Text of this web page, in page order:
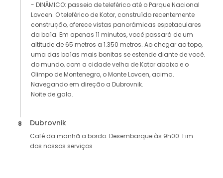
- DINÂMICO: passeio de teleférico até o Parque Nacional
Lovcen. O teleférico de Kotor, construído recentemente
construção, oferece vistas panorâmicas espetaculares
da baía. Em apenas 11 minutos, você passará de um
altitude de 65 metros a 1.350 metros. Ao chegar ao topo,
uma das baías mais bonitas se estende diante de você.
do mundo, com a cidade velha de Kotor abaixo e o
Olimpo de Montenegro, o Monte Lovcen, acima.
Navegando em direção a Dubrovnik.
Noite de gala.
8 Dubrovnik
Café da manhã a bordo. Desembarque às 9h00. Fim
dos nossos serviços